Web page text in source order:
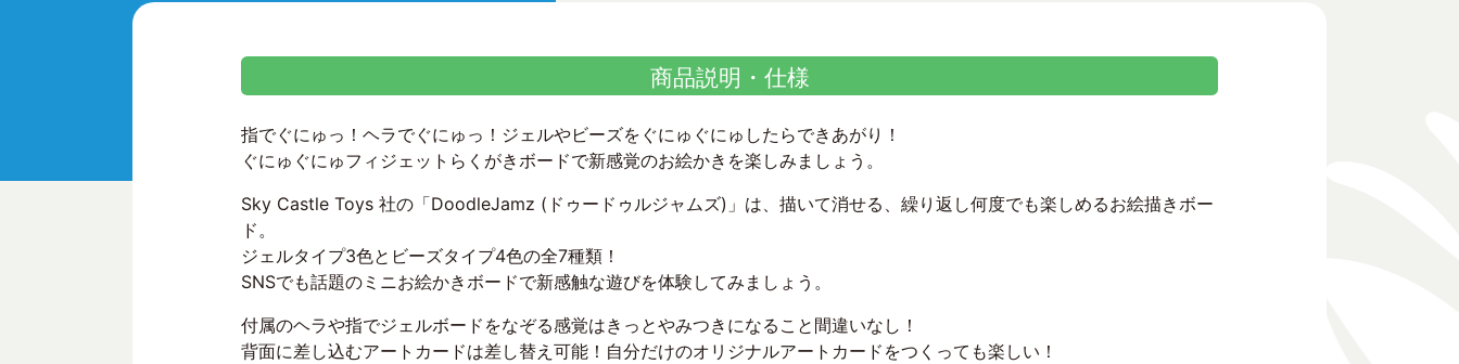
商品説明・仕様
指でぐにゅっ！ヘラでぐにゅっ！ジェルやビーズをぐにゅぐにゅしたらできあがり！
ぐにゅぐにゅフィジェットらくがきボードで新感覚のお絵かきを楽しみましょう。
Sky Castle Toys 社の「DoodleJamz (ドゥードゥルジャムズ)」は、描いて消せる、繰り返し何度でも楽しめるお絵描きボー
ド。
ジェルタイプ3色とビーズタイプ4色の全7種類！
SNSでも話題のミニお絵かきボードで新感触な遊びを体験してみましょう。
付属のヘラや指でジェルボードをなぞる感覚はきっとやみつきになること間違いなし！
背面に差し込むアートカードは差し替え可能！自分だけのオリジナルアートカードをつくっても楽しい！